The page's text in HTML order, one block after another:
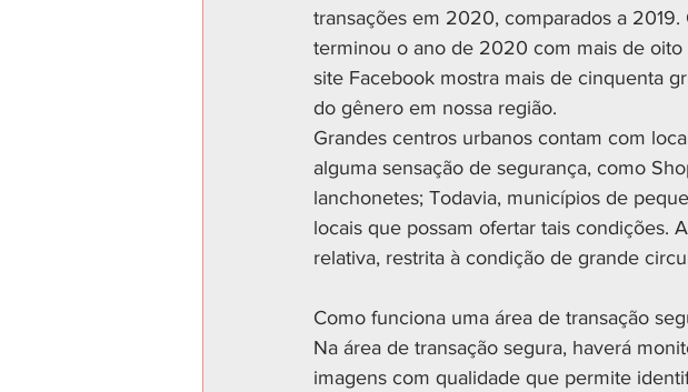
transações em 2020, comparados a
terminou o ano de 2020 com mais de oito
site Facebook mostra mais de cinquenta
do gênero em nossa região.
Grandes centros urbanos contam com
alguma sensação de segurança, como
lanchonetes; Todavia, municípios de
locais que possam ofertar tais condições.
relativa, restrita à condição de grande
Como funciona uma área de transação
Na área de transação segura, haverá
imagens com qualidade que permite